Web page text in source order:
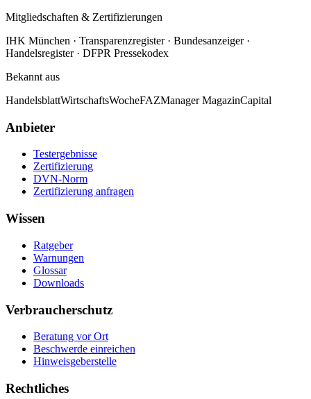
Mitgliedschaften & Zertifizierungen
IHK München · Transparenzregister · Bundesanzeiger ·
Handelsregister · DFPR Pressekodex
Bekannt aus
HandelsblattWirtschaftsWocheFAZManager MagazinCapital
Anbieter
Testergebnisse
Zertifizierung
DVN-Norm
Zertifizierung anfragen
Wissen
Ratgeber
Warnungen
Glossar
Downloads
Verbraucherschutz
Beratung vor Ort
Beschwerde einreichen
Hinweisgeberstelle
Rechtliches